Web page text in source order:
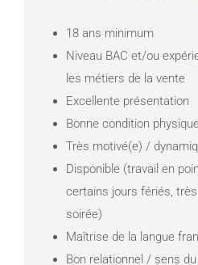
18 ans minimum
Niveau BAC et/ou
les métiers de la vente
Excellente présentation
Bonne condition
Très motivé(e) /
Disponible (travail en
certains jours fériés,
soirée)
Maîtrise de la langue
Bon relationnel / sens